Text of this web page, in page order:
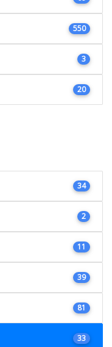
550
3
20
34
2
11
39
81
33